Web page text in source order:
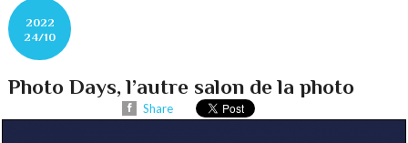
2022
24/10
Photo Days, l’autre salon de la photo
Share